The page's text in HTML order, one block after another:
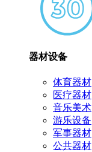
器材设备
体育器材
医疗器材
音乐美术
游乐设备
军事器材
公共器材